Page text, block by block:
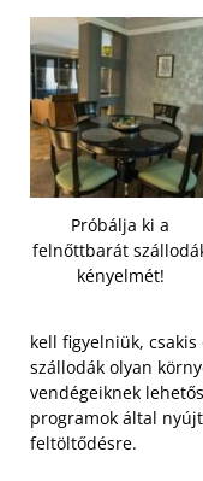
Próbálja ki a
felnőttbarát
kényelmét!
kell figyelniük,
szállodák olyan
vendégeiknek
programok által
feltöltődésre.